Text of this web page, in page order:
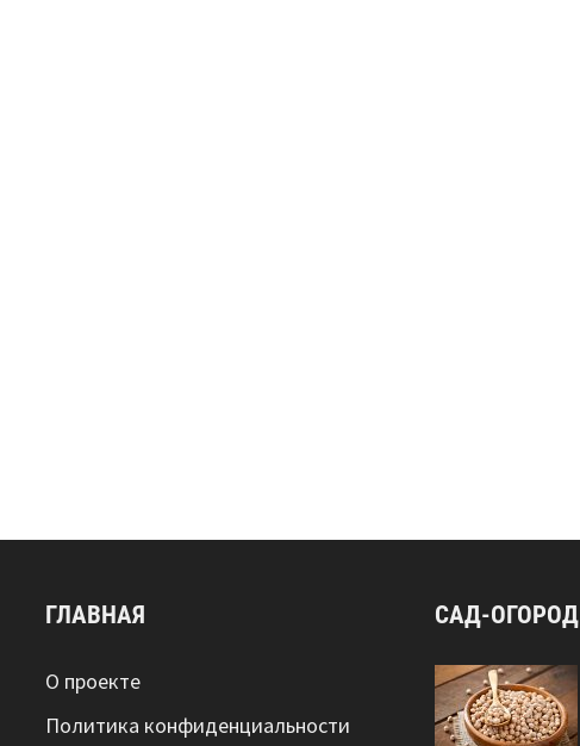
ГЛАВНАЯ
О проекте
Политика конфиденциальности
САД-ОГОРОД